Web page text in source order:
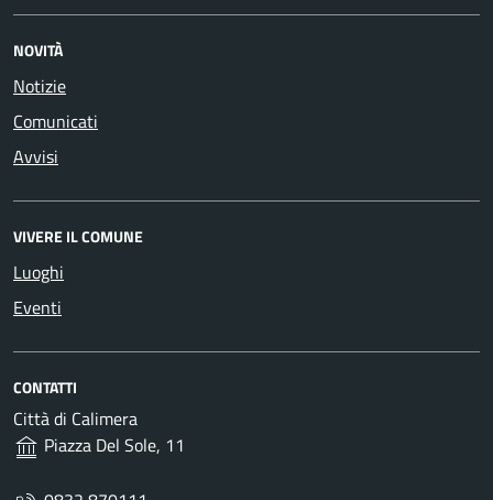
NOVITÀ
Notizie
Comunicati
Avvisi
VIVERE IL COMUNE
Luoghi
Eventi
CONTATTI
Città di Calimera
Piazza Del Sole, 11